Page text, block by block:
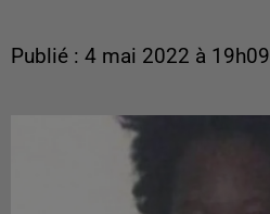
Publié : 4 mai 2022 à 19h09